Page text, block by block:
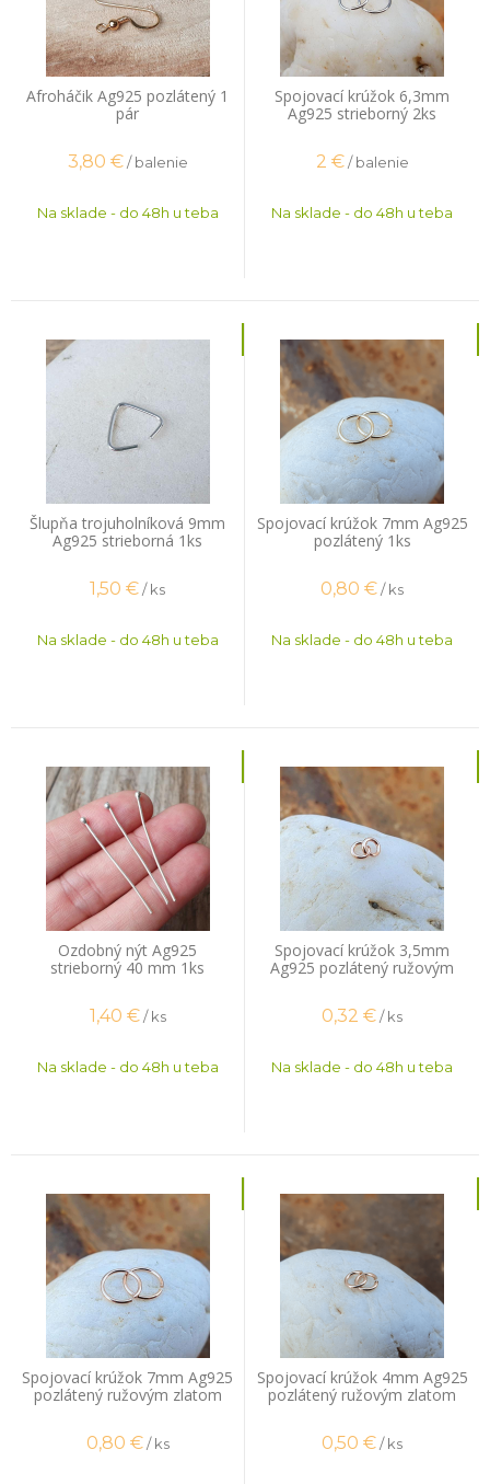
Afroháčik Ag925 pozlátený 1
pár
3,80 € / balenie
Na sklade - do 48h u teba
Spojovací krúžok 6,3mm
Ag925 strieborný 2ks
2 € / balenie
Na sklade - do 48h u teba
Šlupňa trojuholníková 9mm
Ag925 strieborná 1ks
1,50 €/ ks
Na sklade - do 48h u teba
Spojovací krúžok 7mm Ag925
pozlátený 1ks
0,80 €/ ks
Na sklade - do 48h u teba
Ozdobný nýt Ag925
strieborný 40 mm 1ks
1,40 € / ks
Na sklade - do 48h u teba
Spojovací krúžok 3,5mm
Ag925 pozlátený ružovým
zlatom 1ks
0,32 €/ ks
Na sklade - do 48h u teba
Spojovací krúžok 7mm Ag925
pozlátený ružovým zlatom
0,80 € / ks
Spojovací krúžok 4mm Ag925
pozlátený ružovým zlatom
0,50 €/ ks